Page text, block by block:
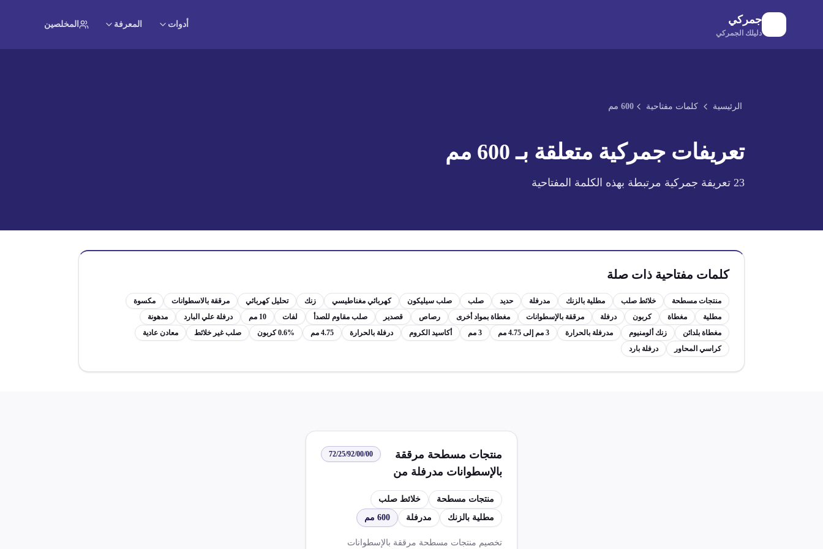
جمركي
دليلك الجمركي
أدوات المعرفة المخلصين
الرئيسية كلمات مفتاحية 600 مم
تعريفات جمركية متعلقة بـ 600 مم
23 تعريفة جمركية مرتبطة بهذه الكلمة المفتاحية
كلمات مفتاحية ذات صلة
منتجات مسطحة خلائط صلب مطلية بالزنك مدرفلة حديد صلب صلب سيليكون كهربائي مغناطيسي زنك تحليل كهربائي مرققة بالاسطوانات
مكسوة
مطلية
مغطاة كربون درفلة مرققة بالإسطوانات مغطاة بمواد أخرى رصاص قصدير صلب مقاوم للصدأ لفات 10 مم درفلة علي البارد
مدهونة
مغطاة بلدائن
زنك ألومنيوم مدرفلة بالحرارة 3 مم إلى 4.75 مم 3 مم أكاسيد الكروم درفلة بالحرارة 4.75 مم 0.6% كربون صلب غير خلائط
معادن عادية
كراسي المحاور
درفلة بارد
منتجات مسطحة مرققة
بالإسطوانات مدرفلة من
خلائط صلب بعرض 600 مم
أو أكثر مطلية أو مغطاة
بالزنك بطرق أخرى غير
التحليل الكهربائي
72/25/92/00/00
منتجات مسطحة
خلائط صلب
مطلية بالزنك
مدرفلة 600 مم
تخصيم منتجات مسطحة مرققة بالإسطوانات